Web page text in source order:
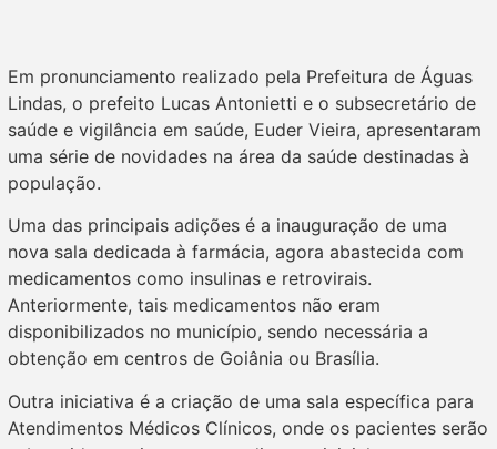
Em pronunciamento realizado pela Prefeitura de Águas
Lindas, o prefeito Lucas Antonietti e o subsecretário de
saúde e vigilância em saúde, Euder Vieira, apresentaram
uma série de novidades na área da saúde destinadas à
população.
Uma das principais adições é a inauguração de uma
nova sala dedicada à farmácia, agora abastecida com
medicamentos como insulinas e retrovirais.
Anteriormente, tais medicamentos não eram
disponibilizados no município, sendo necessária a
obtenção em centros de Goiânia ou Brasília.
Outra iniciativa é a criação de uma sala específica para
Atendimentos Médicos Clínicos, onde os pacientes serão